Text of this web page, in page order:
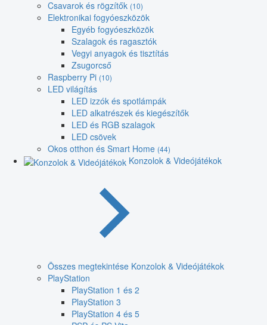
Csavarok és rögzítők (10)
Elektronikai fogyóeszközök
Egyéb fogyóeszközök
Szalagok és ragasztók
Vegyi anyagok és tisztítás
Zsugorcső
Raspberry Pi (10)
LED világítás
LED izzók és spotlámpák
LED alkatrészek és kiegészítők
LED és RGB szalagok
LED csövek
Okos otthon és Smart Home (44)
Konzolok & Videójátékok
Összes megtekintése Konzolok & Videójátékok
PlayStation
PlayStation 1 és 2
PlayStation 3
PlayStation 4 és 5